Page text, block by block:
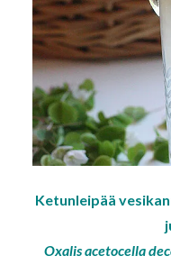
Ketunleipää
Oxalis acetocella